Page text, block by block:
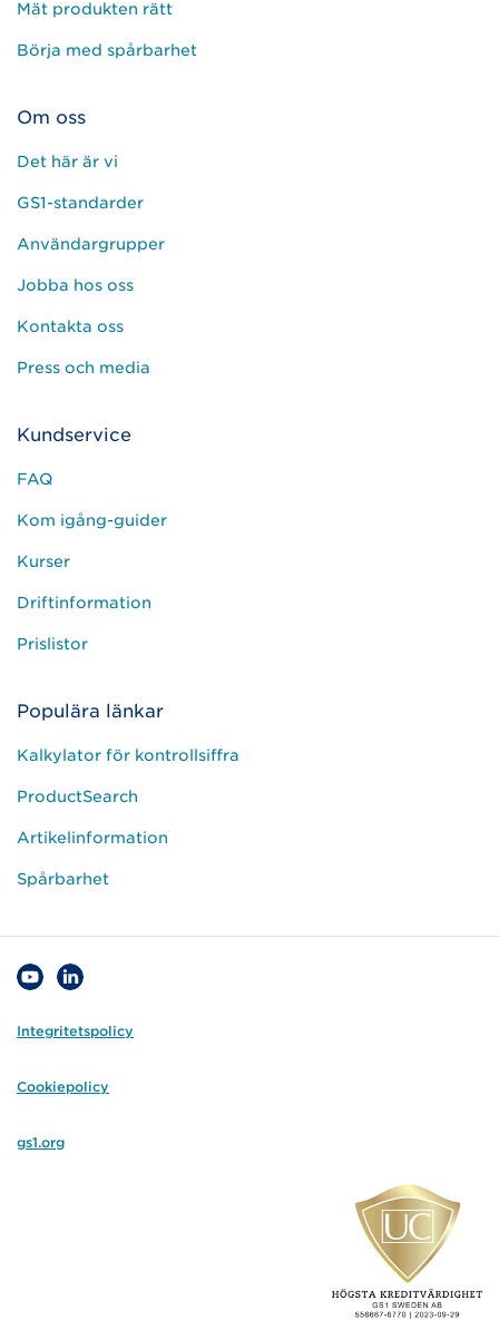
Mät produkten rätt
Börja med spårbarhet
Om oss
Det här är vi
GS1-standarder
Användargrupper
Jobba hos oss
Kontakta oss
Press och media
Kundservice
FAQ
Kom igång-guider
Kurser
Driftinformation
Prislistor
Populära länkar
Kalkylator för kontrollsiffra
ProductSearch
Artikelinformation
Spårbarhet
Integritetspolicy
Cookiepolicy
gs1.org